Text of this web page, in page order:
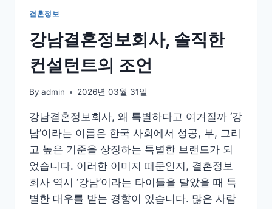
는
이
유
결혼정보
강남결혼정보회사, 솔직한
컨설턴트의 조언
By admin 2026년 03월 31일
강남결혼정보회사, 왜 특별하다고 여겨질까 ‘강
남’이라는 이름은 한국 사회에서 성공, 부, 그리
고 높은 기준을 상징하는 특별한 브랜드가 되
었습니다. 이러한 이미지 때문인지, 결혼정보
회사 역시 ‘강남’이라는 타이틀을 달았을 때 특
별한 대우를 받는 경향이 있습니다. 많은 사람